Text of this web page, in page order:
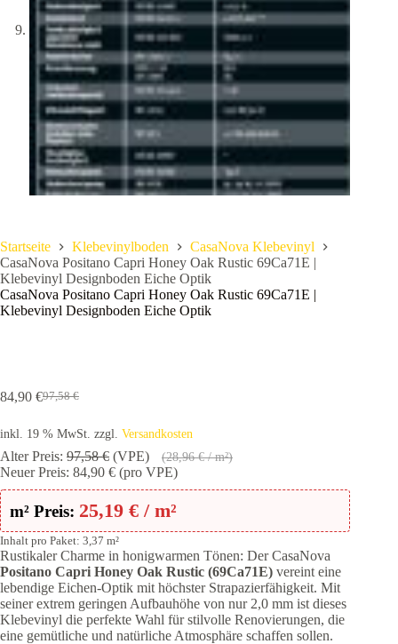
Startseite Klebevinylboden
CasaNova Klebevinyl
CasaNova Positano Capri Honey Oak Rustic 69Ca71E |
Klebevinyl Designboden Eiche Optik
CasaNova Positano Capri Honey Oak Rustic 69Ca71E |
Klebevinyl Designboden Eiche Optik
97,58€
Ursprünglicher
war:
97,58 €
84,90 €Aktueller
ist:
84,90 €.
inkl. 19 % MwSt. zzgl. Versandkosten
Alter Preis: 97,58€ (VPE) (28,96€/ m²)
Neuer Preis: 84,90 € (pro VPE)
m² Preis: 25,19 € / m²
Inhalt pro Paket: 3,37 m²
Rustikaler Charme in honigwarmen Tönen: Der CasaNova
Positano Capri Honey Oak Rustic (69Ca71E) vereint eine
lebendige Eichen-Optik mit höchster Strapazierfähigkeit. Mit
seiner extrem geringen Aufbauhöhe von nur 2,0 mm ist dieses
Klebevinyl die perfekte Wahl für stilvolle Renovierungen, die
eine gemütliche und natürliche Atmosphäre schaffen sollen.